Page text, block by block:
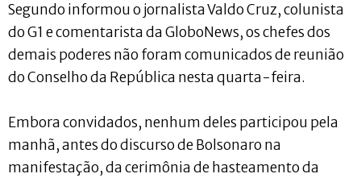
Segundo informou o jornalista Valdo Cruz, colunista
do G1 e comentarista da GloboNews, os chefes dos
demais poderes não foram comunicados de reunião
do Conselho da República nesta quarta-feira.
Embora convidados, nenhum deles participou pela
manhã, antes do discurso de Bolsonaro na
manifestação, da cerimônia de hasteamento da